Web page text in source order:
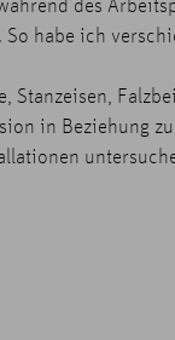
habe ich
Stanzeisen,
in Beziehung